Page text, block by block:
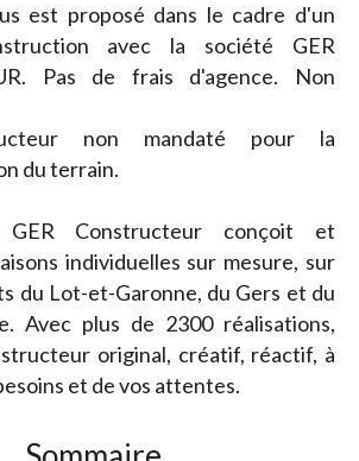
est proposé dans le cadre d'un
avec la société GER
Pas de frais d'agence. Non
non mandaté pour la
du terrain.
GER Constructeur conçoit et
individuelles sur mesure, sur
du Lot-et-Garonne, du Gers et du
Avec plus de 2300 réalisations,
original, créatif, réactif, à
et de vos attentes.